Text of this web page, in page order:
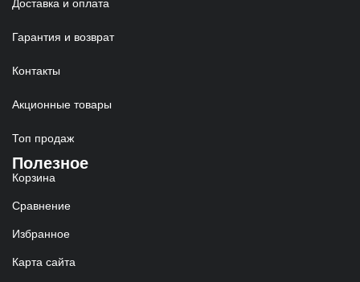
Доставка и оплата
Гарантия и возврат
Контакты
Акционные товары
Топ продаж
Полезное
Корзина
Сравнение
Избранное
Карта сайта